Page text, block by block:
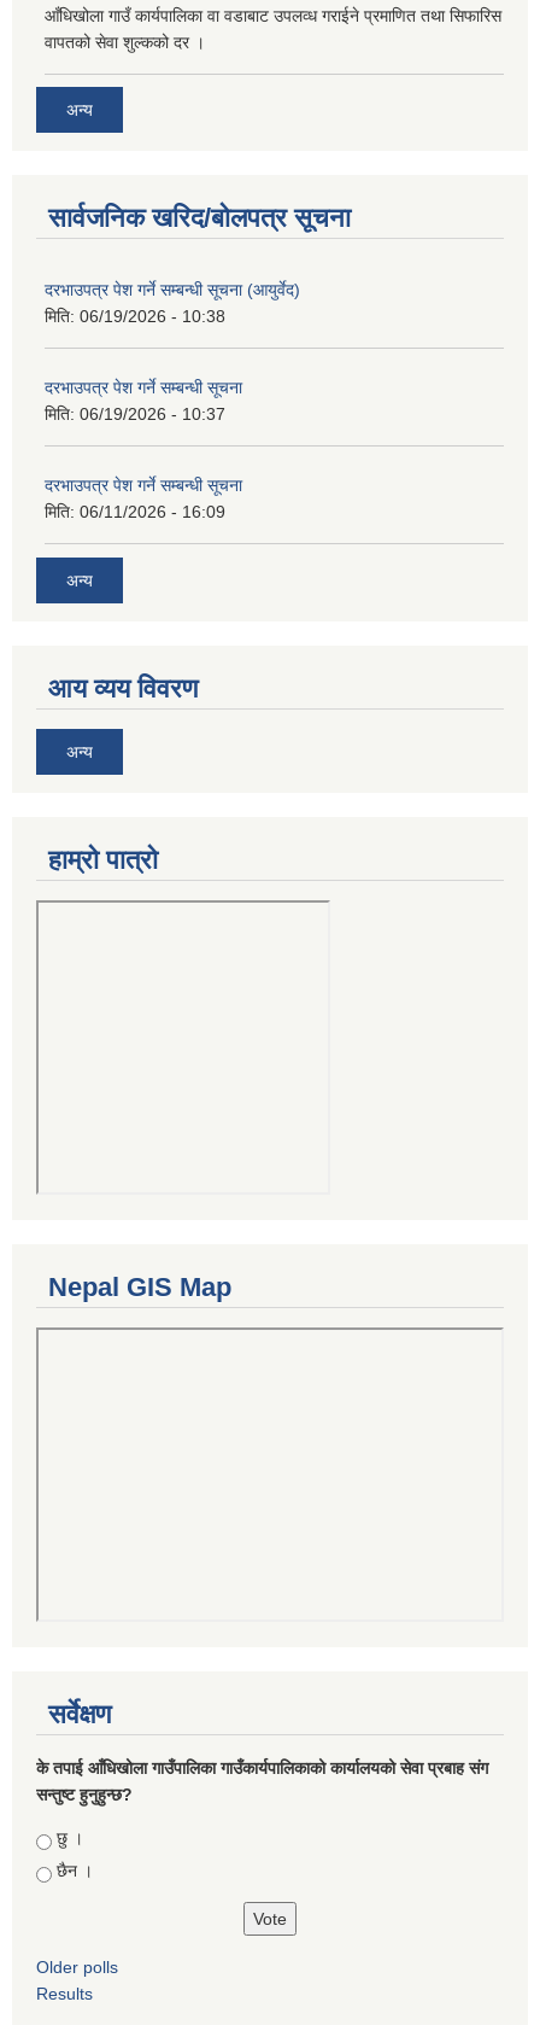
आँधिखोला गाउँ कार्यपालिका वा वडाबाट उपलव्ध गराईने प्रमाणित तथा सिफारिस
वापतको सेवा शुल्कको दर ।
अन्य
सार्वजनिक खरिद/बोलपत्र सूचना
दरभाउपत्र पेश गर्ने सम्बन्धी सूचना (आयुर्वेद)
मिति: 06/19/2026 - 10:38
दरभाउपत्र पेश गर्ने सम्बन्धी सूचना
मिति: 06/19/2026 - 10:37
दरभाउपत्र पेश गर्ने सम्बन्धी सूचना
मिति: 06/11/2026 - 16:09
अन्य
आय व्यय विवरण
अन्य
हाम्रो पात्रो
Nepal GIS Map
सर्वेक्षण
के तपाई आँधिखोला गाउँपालिका गाउँकार्यपालिकाको कार्यालयको सेवा प्रबाह संग
सन्तुष्ट हुनुहुन्छ?
Choices
छु ।
छैन ।
Older polls
Results